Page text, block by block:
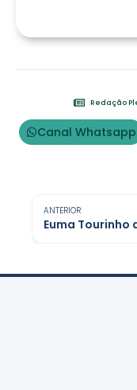
Redação
Canal Whatsapp
ANTERIOR